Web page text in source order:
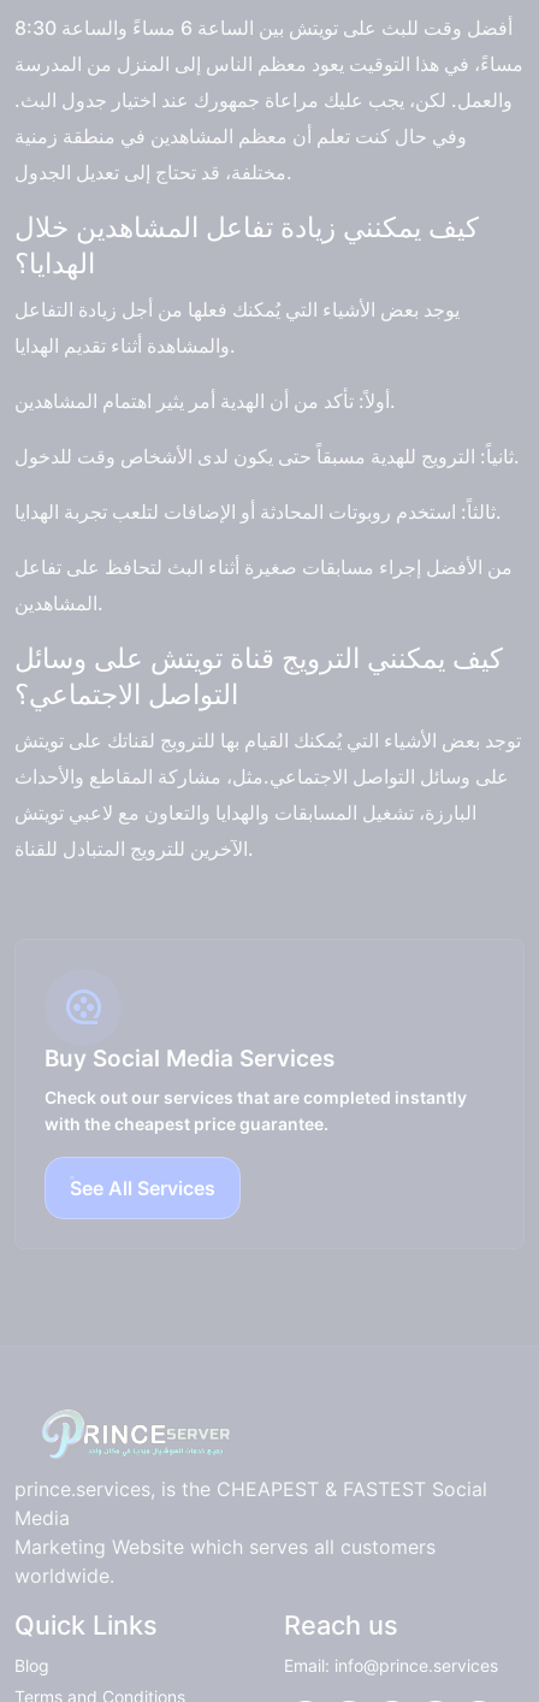
أفضل وقت للبث على تويتش بين الساعة 6 مساءً والساعة 8:30
مساءً، في هذا التوقيت يعود معظم الناس إلى المنزل من المدرسة
والعمل. لكن، يجب عليك مراعاة جمهورك عند اختيار جدول البث.
وفي حال كنت تعلم أن معظم المشاهدين في منطقة زمنية
مختلفة، قد تحتاج إلى تعديل الجدول.
كيف يمكنني زيادة تفاعل المشاهدين خلال
الهدايا؟
يوجد بعض الأشياء التي يُمكنك فعلها من أجل زيادة التفاعل
والمشاهدة أثناء تقديم الهدايا.
أولاً: تأكد من أن الهدية أمر يثير اهتمام المشاهدين.
ثانياً: الترويج للهدية مسبقاً حتى يكون لدى الأشخاص وقت للدخول.
ثالثاً: استخدم روبوتات المحادثة أو الإضافات لتلعب تجربة الهدايا.
من الأفضل إجراء مسابقات صغيرة أثناء البث لتحافظ على تفاعل
المشاهدين.
كيف يمكنني الترويج قناة تويتش على وسائل
التواصل الاجتماعي؟
توجد بعض الأشياء التي يُمكنك القيام بها للترويج لقناتك على تويتش
على وسائل التواصل الاجتماعي.مثل، مشاركة المقاطع والأحداث
البارزة، تشغيل المسابقات والهدايا والتعاون مع لاعبي تويتش
الآخرين للترويج المتبادل للقناة.
Buy Social Media Services
Check out our services that are completed instantly
with the cheapest price guarantee.
See All Services
prince.services, is the CHEAPEST & FASTEST Social
Media
Marketing Website which serves all customers
worldwide.
Quick Links
Blog
Terms and Conditions
Reach us
Email: info@prince.services